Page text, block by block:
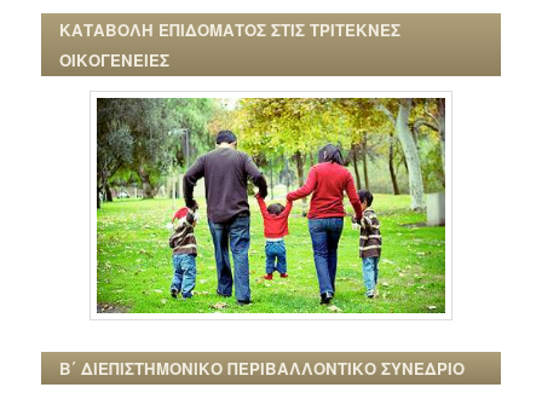
ΚΑΤΑΒΟΛΗ ΕΠΙΔΟΜΑΤΟΣ ΣΤΙΣ ΤΡΙΤΕΚΝΕΣ
ΟΙΚΟΓΕΝΕΙΕΣ
Β΄ ΔΙΕΠΙΣΤΗΜΟΝΙΚΟ ΠΕΡΙΒΑΛΛΟΝΤΙΚΟ ΣΥΝΕΔΡΙΟ